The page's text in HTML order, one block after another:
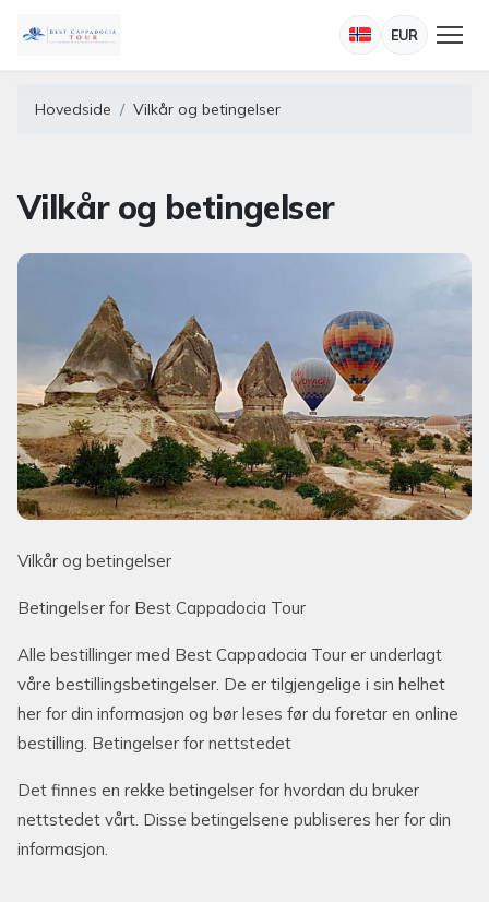
EUR
Hovedside Vilkår og betingelser
Vilkår og betingelser
Vilkår og betingelser
Betingelser for Best Cappadocia Tour
Alle bestillinger med Best Cappadocia Tour er underlagt
våre bestillingsbetingelser. De er tilgjengelige i sin helhet
her for din informasjon og bør leses før du foretar en online
bestilling. Betingelser for nettstedet
Det finnes en rekke betingelser for hvordan du bruker
nettstedet vårt. Disse betingelsene publiseres her for din
informasjon.